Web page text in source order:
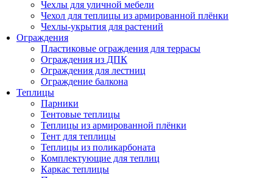
Чехлы для уличной мебели
Чехол для теплицы из армированной плёнки
Чехлы-укрытия для растений
Ограждения
Пластиковые ограждения для террасы
Ограждения из ДПК
Ограждения для лестниц
Ограждение балкона
Теплицы
Парники
Тентовые теплицы
Теплицы из армированной плёнки
Тент для теплицы
Теплицы из поликарбоната
Комплектующие для теплиц
Каркас теплицы